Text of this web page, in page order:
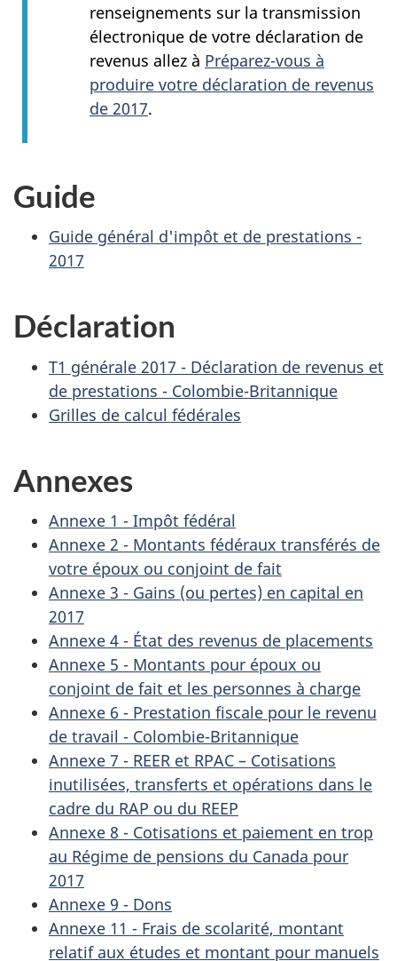
renseignements sur la transmission
électronique de votre déclaration de
revenus allez à Préparez-vous à
produire votre déclaration de revenus
de 2017.
Guide
Guide général d'impôt et de prestations -
2017
Déclaration
T1 générale 2017 - Déclaration de revenus et
de prestations - Colombie-Britannique
Grilles de calcul fédérales
Annexes
Annexe 1 - Impôt fédéral
Annexe 2 - Montants fédéraux transférés de
votre époux ou conjoint de fait
Annexe 3 - Gains (ou pertes) en capital en
2017
Annexe 4 - État des revenus de placements
Annexe 5 - Montants pour époux ou
conjoint de fait et les personnes à charge
Annexe 6 - Prestation fiscale pour le revenu
de travail - Colombie-Britannique
Annexe 7 - REER et RPAC – Cotisations
inutilisées, transferts et opérations dans le
cadre du RAP ou du REEP
Annexe 8 - Cotisations et paiement en trop
au Régime de pensions du Canada pour
2017
Annexe 9 - Dons
Annexe 11 - Frais de scolarité, montant
relatif aux études et montant pour manuels